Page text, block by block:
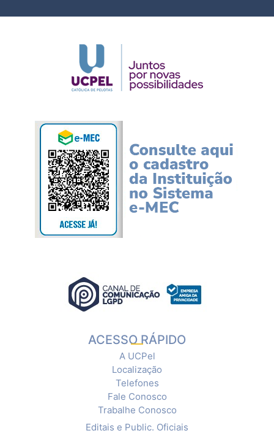
ACESSO RÁPIDO
A UCPel
Localização
Telefones
Fale Conosco
Trabalhe Conosco
Editais e Public. Oficiais